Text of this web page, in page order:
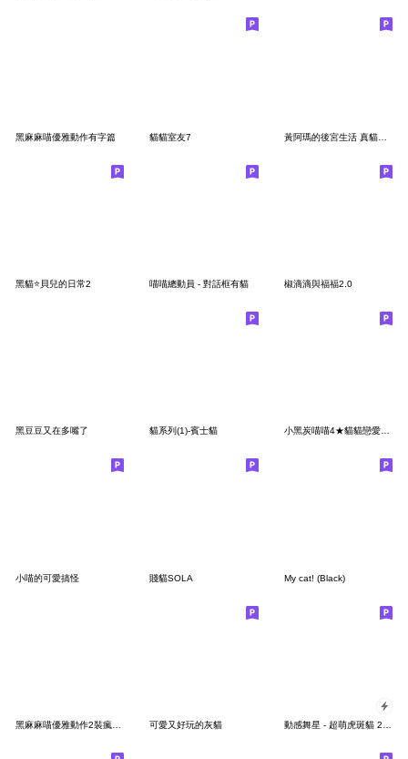
黑麻麻喵優雅動作有字篇 貓貓室友7 黃阿瑪的後宮生活 真貓碎唸篇
黑貓⭐貝兒的日常2 喵喵總動員 - 對話框有貓 椒滴滴與福福2.0
黑豆豆又在多嘴了 貓系列(1)-賓士貓 小黑炭喵喵4★貓貓戀愛季節
小喵的可愛搞怪 賤貓SOLA My cat! (Black)
可愛又好玩的灰貓